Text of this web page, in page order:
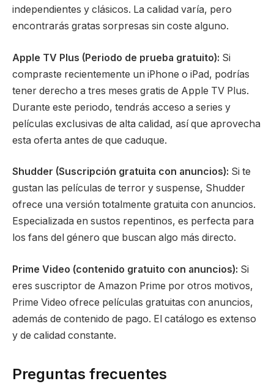
independientes y clásicos. La calidad varía, pero
encontrarás gratas sorpresas sin coste alguno.
Apple TV Plus (Periodo de prueba gratuito): Si
compraste recientemente un iPhone o iPad, podrías
tener derecho a tres meses gratis de Apple TV Plus.
Durante este periodo, tendrás acceso a series y
películas exclusivas de alta calidad, así que aprovecha
esta oferta antes de que caduque.
Shudder (Suscripción gratuita con anuncios): Si te
gustan las películas de terror y suspense, Shudder
ofrece una versión totalmente gratuita con anuncios.
Especializada en sustos repentinos, es perfecta para
los fans del género que buscan algo más directo.
Prime Video (contenido gratuito con anuncios): Si
eres suscriptor de Amazon Prime por otros motivos,
Prime Video ofrece películas gratuitas con anuncios,
además de contenido de pago. El catálogo es extenso
y de calidad constante.
Preguntas frecuentes